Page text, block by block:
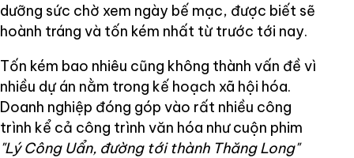
dưỡng sức chờ xem ngày bế mạc, được biết sẽ
hoành tráng và tốn kém nhất từ trước tới nay.
Tốn kém bao nhiêu cũng không thành vấn đề vì
nhiều dự án nằm trong kế hoạch xã hội hóa.
Doanh nghiệp đóng góp vào rất nhiều công
trình kể cả công trình văn hóa như cuộn phim
"Lý Công Uẩn, đường tới thành Thăng Long"